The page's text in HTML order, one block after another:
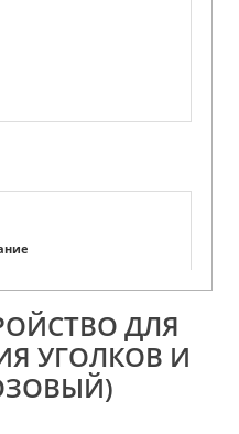
ДЛЯ
УГОЛКОВ И